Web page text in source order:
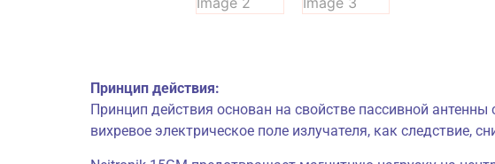
Принцип действия:
Принцип действия основан на свойстве пассивной
вихревое электрическое поле излучателя, как следствие,